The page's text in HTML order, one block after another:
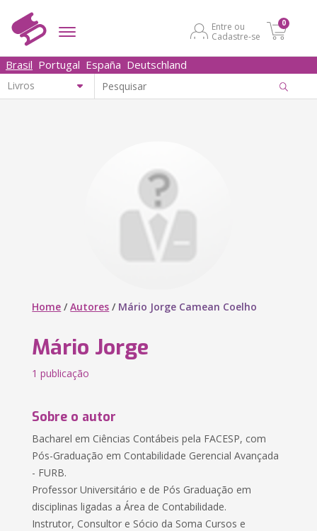
Entre ou
Cadastre-se
0
Brasil Portugal España Deutschland
Home /Autores / Mário Jorge Camean Coelho
Mário Jorge
1 publicação
Sobre o autor
Bacharel em Ciências Contábeis pela FACESP, com
Pós-Graduação em Contabilidade Gerencial Avançada
- FURB.
Professor Universitário e de Pós Graduação em
disciplinas ligadas a Área de Contabilidade.
Instrutor, Consultor e Sócio da Soma Cursos e